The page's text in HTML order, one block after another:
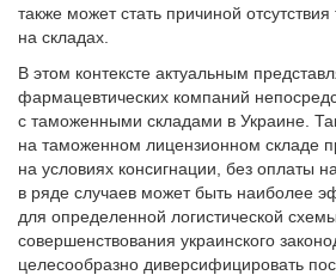
также может стать причиной
на складах.
В этом контексте актуальным
фармацевтических компаний
с таможенными складами в Украине.
на таможенном лицензионном складе
на условиях консигнации, без оплаты
в ряде случаев может быть наиболее
для определенной логистической
совершенствования украинского
целесообразно диверсифицировать